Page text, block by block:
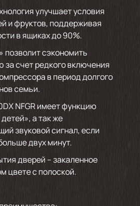
улучшает условия
и фруктов, поддерживая
в ящиках до 90%.
позволит сэкономить
за счет редкого включения
в период долгого
семьи.
NFGR имеет функцию
а так же
звуковой сигнал, если
двух минут.
дверей – закаленное
цвете с полоской.